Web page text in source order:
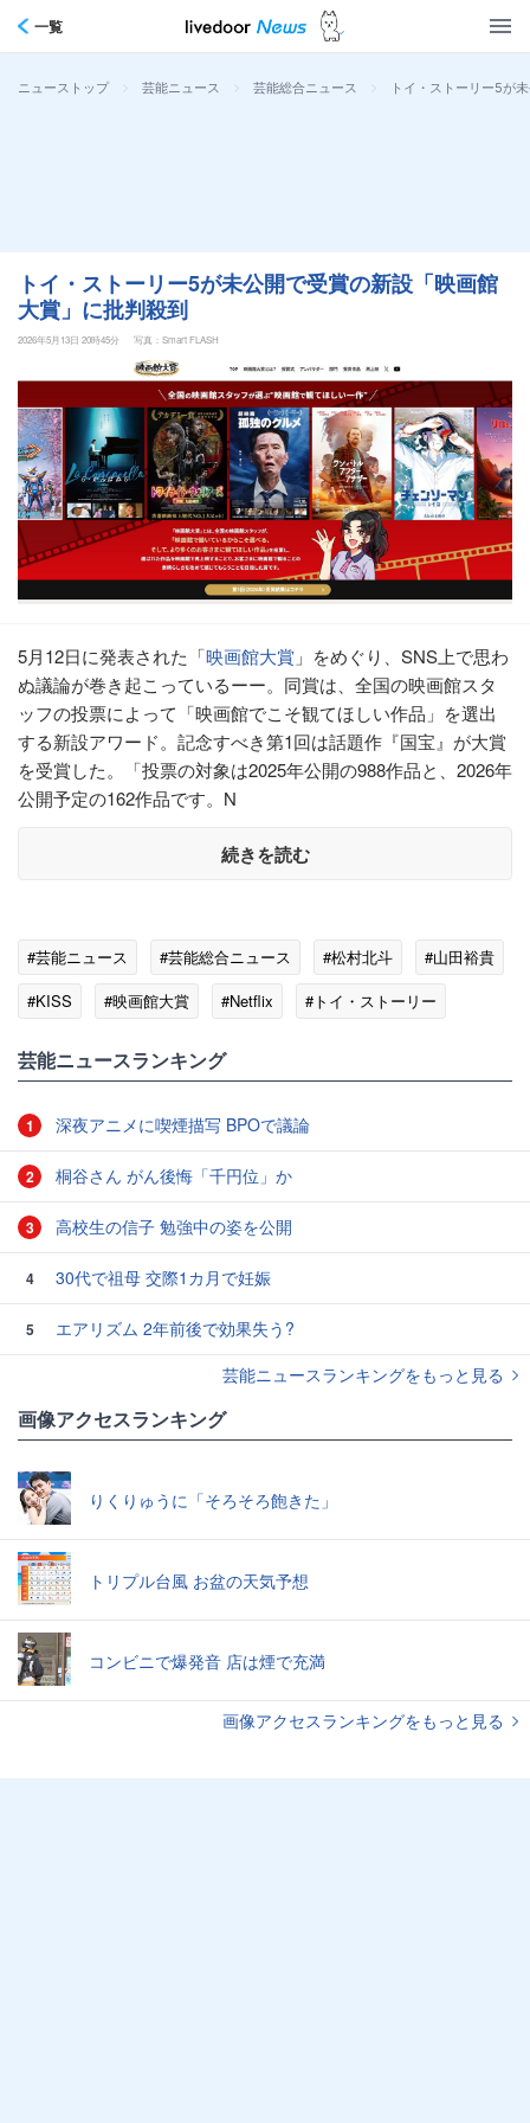
一覧
ニューストップ > 芸能ニュース > 芸能総合ニュース > トイ・ストーリー5が
トイ・ストーリー5が未公開で受賞の新設「映画館
大賞」に批判殺到
2026年5月13日 20時45分 写真：Smart FLASH
5月12日に発表された「映画館大賞 」をめぐり、SNS上で思わ
ぬ議論が巻き起こっているーー。同賞は、全国の映画館スタ
ッフの投票によって「映画館でこそ観てほしい作品」を選出
する新設アワード。記念すべき第1回は話題作『国宝』が大賞
を受賞した。「投票の対象は2025年公開の988作品と、2026年
公開予定の162作品です。N
続きを読む
#芸能ニュース #芸能総合ニュース #松村北斗
#山田裕貴
#KISS
#映画館大賞 #Netflix #トイ・ストーリー
芸能ニュースランキング
1 深夜アニメに喫煙描写 BPOで議論
2 桐谷さん がん後悔「千円位」か
3 高校生の信子 勉強中の姿を公開
4 30代で祖母 交際1カ月で妊娠
5
エアリズム 2年前後で効果失う?
芸能ニュースランキングをもっと見る
画像アクセスランキング
りくりゅうに「そろそろ飽きた」
トリプル台風 お盆の天気予想
コンビニで爆発音 店は煙で充満
画像アクセスランキングをもっと見る